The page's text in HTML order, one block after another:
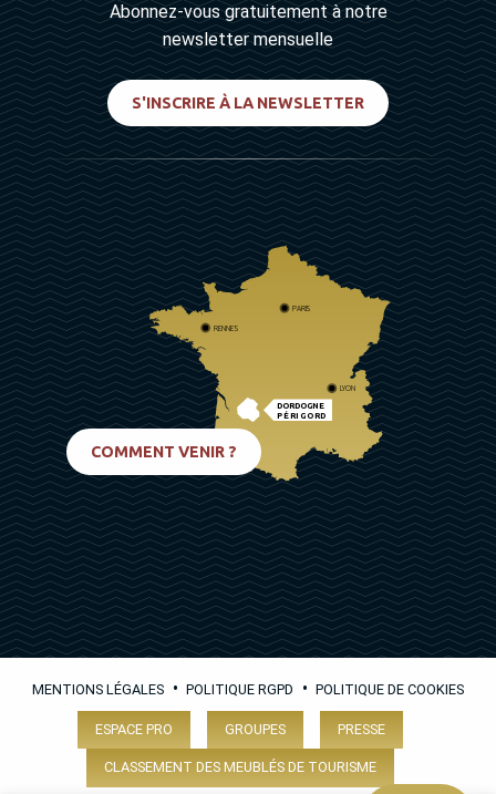
Abonnez-vous gratuitement à notre
newsletter mensuelle
S'INSCRIRE À LA NEWSLETTER
DORDOGNE
PÉRIGORD
PARIS
RENNES
LYON
COMMENT VENIR ?
MENTIONS LÉGALES • POLITIQUE RGPD • POLITIQUE DE COOKIES
ESPACE PRO GROUPES PRESSE
CLASSEMENT DES MEUBLÉS DE TOURISME